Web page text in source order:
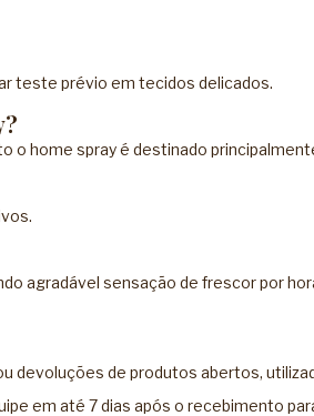
teste prévio em tecidos delicados.
o home spray é destinado
agradável sensação de frescor por
devoluções de produtos abertos,
em até 7 dias após o recebimento